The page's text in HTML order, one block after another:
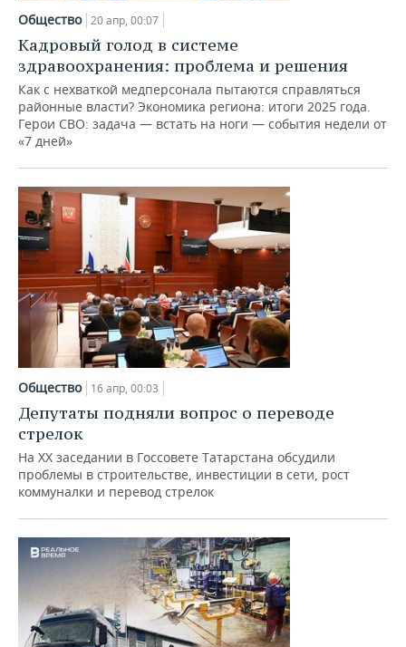
Общество 20 апр, 00:07
Кадровый голод в системе
здравоохранения: проблема и решения
Как с нехваткой медперсонала пытаются справляться
районные власти? Экономика региона: итоги 2025 года.
Герои СВО: задача — встать на ноги — события недели от
«7 дней»
Общество 16 апр, 00:03
Депутаты подняли вопрос о переводе
стрелок
На ХХ заседании в Госсовете Татарстана обсудили
проблемы в строительстве, инвестиции в сети, рост
коммуналки и перевод стрелок